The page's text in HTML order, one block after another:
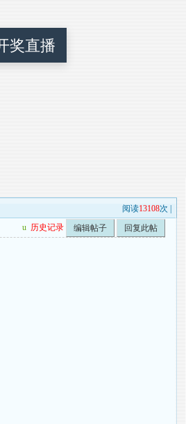
奖直播
阅读13108次 |
u 历史记录 编辑帖子 回复此帖